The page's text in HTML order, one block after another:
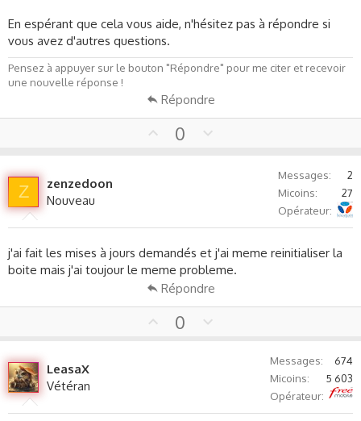
En espérant que cela vous aide, n'hésitez pas à répondre si
vous avez d'autres questions.
Pensez à appuyer sur le bouton "Répondre" pour me citer et recevoir
une nouvelle réponse !
Répondre
0
e
Z
zenzedoon
Nouveau
Messages
2
Micoins
27
Opérateur
j'ai fait les mises à jours demandés et j'ai meme reinitialiser la
boite mais j'ai toujour le meme probleme.
Répondre
e
0
o
LeasaX
Vétéran
Messages
674
Micoins
5 603
Opérateur